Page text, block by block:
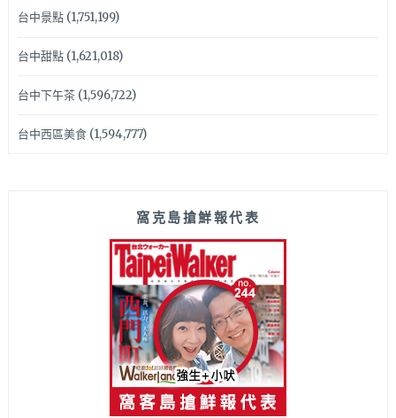
台中景點(1,751,199)
台中甜點(1,621,018)
台中下午茶(1,596,722)
台中西區美食(1,594,777)
窩克島搶鮮報代表